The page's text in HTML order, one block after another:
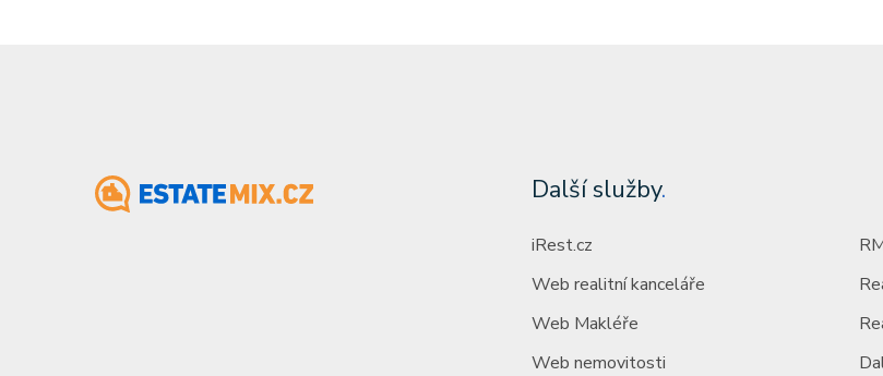
Další služby.
iRest.cz
Web realitní kanceláře
Web Makléře
Web nemovitosti